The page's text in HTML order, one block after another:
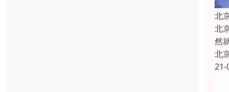
北
北
然
北
21-